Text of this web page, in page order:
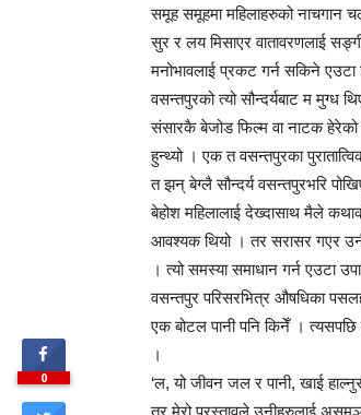
समूह समूहमा महिलाहरुको नाचगान
सुर र लय मिसाएर वातावरणलाई
मनोभावलाई प्रकट गर्न सकिने एउटा
वसन्तपुरको त्यो सौन्दर्यबाट म मुग्ध
संसारकै बेजोड फिल्म वा नाटक हेरेको
हुन्थ्यो । एक त वसन्तपुरका
त झन् बेग्लै सौन्दर्य वसन्तपुरभरि
बेहोश महिलालाई देख्दासाथ मैले
आवश्यक थियो । तर सरासर गएर
। त्यो समस्या समाधान गर्न एउटा
वसन्तपुर परिसरभित्र औषधिका
एक बोटल पानी पनि किनेँ ।
।
‘ल, यो जीवन जल र पानी, खाई
0